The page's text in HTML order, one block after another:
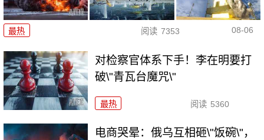
最热 阅读 7353 08-06
对检察官体系下手！李在明要打
破\"青瓦台魔咒\"
最热 阅读 5360
电商哭晕：俄乌互相砸\"饭碗\"，